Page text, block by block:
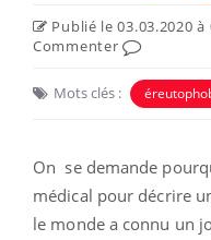
Publié le 03.03.2020 à
Commenter
Mots clés :
On se demande
médical pour décrire
le monde a connu un